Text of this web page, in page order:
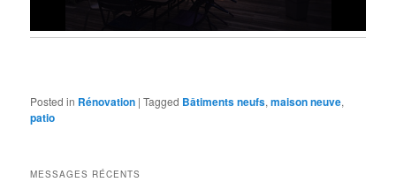
Posted in Rénovation |Tagged Bâtiments neufs,maison neuve,
patio
MESSAGES RÉCENTS